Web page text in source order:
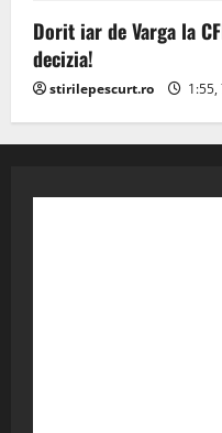
Dorit iar de Varga la
decizia!
stirilepescurt.ro